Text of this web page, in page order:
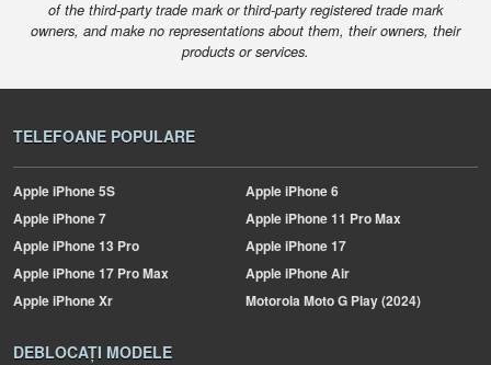
of the third-party trade mark or third-party registered trade mark
owners, and make no representations about them, their owners, their
products or services.
TELEFOANE POPULARE
AppleiPhone 5S AppleiPhone 6
AppleiPhone 7 AppleiPhone 11 Pro Max
AppleiPhone 13 Pro AppleiPhone 17
AppleiPhone 17 Pro Max AppleiPhone Air
AppleiPhone Xr MotorolaMoto G Play (2024)
DEBLOCAȚI MODELE